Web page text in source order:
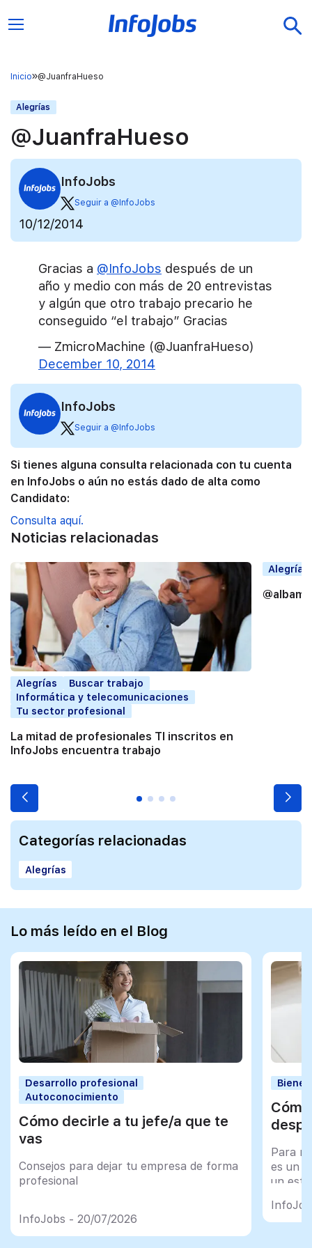
Inicio @JuanfraHueso
Alegrías
@JuanfraHueso
InfoJobs
Seguir a @InfoJobs
10/12/2014
Gracias a @InfoJobs después de un
año y medio con más de 20 entrevistas
y algún que otro trabajo precario he
conseguido “el trabajo” Gracias
— ZmicroMachine (@JuanfraHueso)
December 10, 2014
InfoJobs
Seguir a @InfoJobs
Si tienes alguna consulta relacionada con tu cuenta
en InfoJobs o aún no estás dado de alta como
Candidato:
Consulta aquí.
Noticias relacionadas
Alegrías
Buscar trabajo
Informática y telecomunicaciones
Tu sector profesional
La mitad de profesionales TI inscritos en
InfoJobs encuentra trabajo
Alegrías
Categorías relacionadas
Alegrías
Lo más leído en el Blog
Desarrollo profesional
Autoconocimiento
Cómo decirle a tu jefe/a que te
vas
Consejos para dejar tu empresa de forma
profesional
InfoJobs - 20/07/2026
Para
es un
un